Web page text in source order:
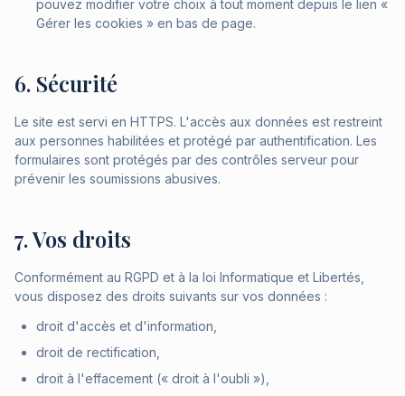
pouvez modifier votre choix à tout moment depuis le lien «
Gérer les cookies » en bas de page.
6. Sécurité
Le site est servi en HTTPS. L'accès aux données est restreint
aux personnes habilitées et protégé par authentification. Les
formulaires sont protégés par des contrôles serveur pour
prévenir les soumissions abusives.
7. Vos droits
Conformément au RGPD et à la loi Informatique et Libertés,
vous disposez des droits suivants sur vos données :
droit d'accès et d'information,
droit de rectification,
droit à l'effacement (« droit à l'oubli »),